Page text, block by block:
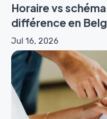
Horaire vs
différence en
Jul 16, 2026